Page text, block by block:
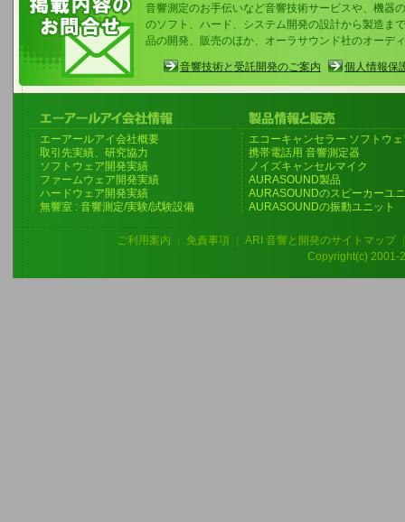
音響測定のお手伝いなど音響技術サービスや、機器
のソフト、ハード、システム開発の設計から製造ま
品の開発、販売のほか、オーラサウンド社のオーデ
音響技術と受託開発のご案内 個人情報保
エーアールアイ会社概要
取引先実績、研究協力
ソフトウェア開発実績
ファームウェア開発実績
ハードウェア開発実績
無響室 : 音響測定/実験/試験設備
エコーキャンセラー ソフトウ
携帯電話用 音響測定器
ノイズキャンセルマイク
AURASOUND製品
AURASOUNDのスピーカーユ
AURASOUNDの振動ユニット
ご利用案内 免責事項 ARI 音響と開発のサイトマップ
Copyright(c) 2001-